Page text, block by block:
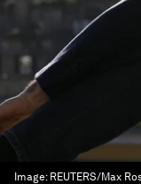
Image: REUTERS/Max